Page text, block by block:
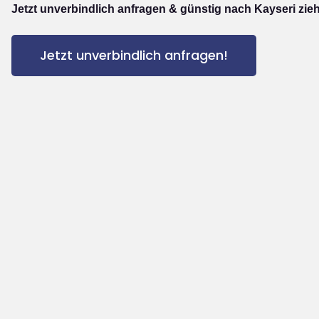
Jetzt unverbindlich anfragen & günstig nach Kayseri
Jetzt unverbindlich anfragen!